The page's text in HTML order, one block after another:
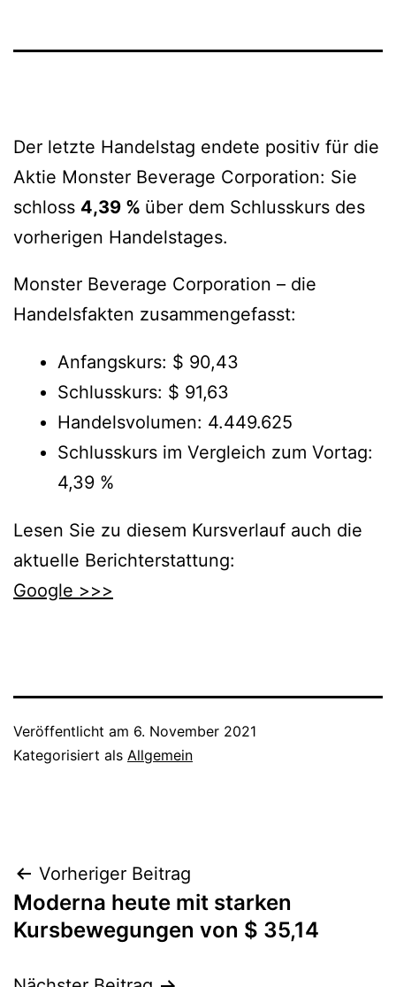
Der letzte Handelstag endete positiv für die
Aktie Monster Beverage Corporation: Sie
schloss 4,39 % über dem Schlusskurs des
vorherigen Handelstages.
Monster Beverage Corporation – die
Handelsfakten zusammengefasst:
Anfangskurs: $ 90,43
Schlusskurs: $ 91,63
Handelsvolumen: 4.449.625
Schlusskurs im Vergleich zum Vortag:
4,39 %
Lesen Sie zu diesem Kursverlauf auch die
aktuelle Berichterstattung:
Google >>>
Veröffentlicht am 6. November 2021
Kategorisiert als Allgemein
Beitragsnavigation
Vorheriger Beitrag
Moderna heute mit starken
Kursbewegungen von $ 35,14